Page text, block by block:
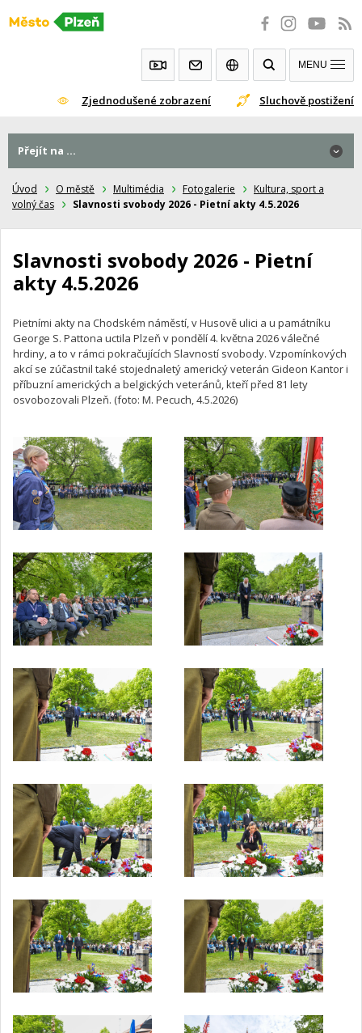
Přeskočit
Zjednodušené zobrazení Sluchově postižení
MENU
Úvod O městě Multimédia Fotogalerie
Kultura, sport a
volný čas
Slavnosti svobody 2026 - Pietní akty 4.5.2026
Slavnosti svobody 2026 - Pietní
akty 4.5.2026
Pietními akty na Chodském náměstí, v Husově ulici a u památníku
George S. Pattona uctila Plzeň v pondělí 4. května 2026 válečné
hrdiny, a to v rámci pokračujících Slavností svobody. Vzpomínkových
akcí se zúčastnil také stojednaletý americký veterán Gideon Kantor i
příbuzní amerických a belgických veteránů, kteří před 81 lety
osvobozovali Plzeň. (foto: M. Pecuch, 4.5.2026)
Přejít na ...
Přejít na ...